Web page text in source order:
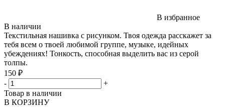
В избранное
В наличии
Текстильная нашивка с рисунком. Твоя одежда расскажет за
тебя всем о твоей любимой группе, музыке, идейных
убеждениях! Тонкость, способная выделить вас из серой
толпы.
150 ₽
-
+
Товар в наличии
В КОРЗИНУ